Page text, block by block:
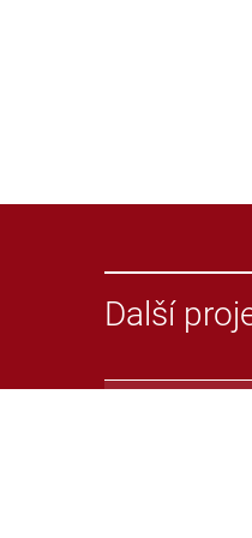
Další